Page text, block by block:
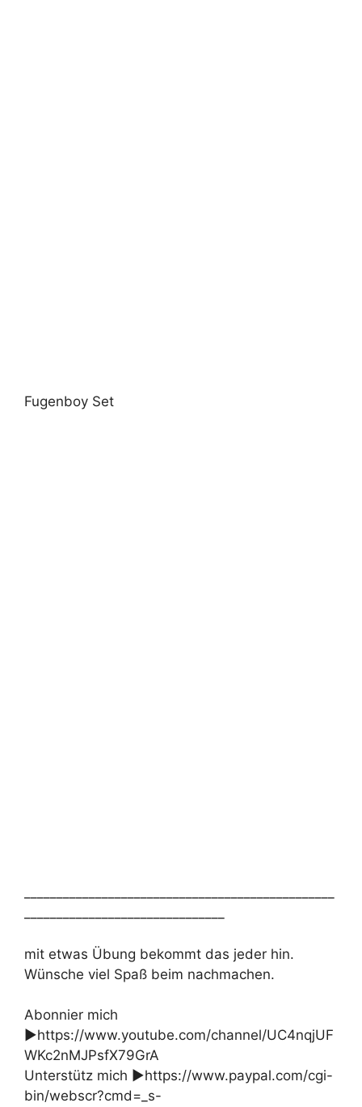
Fugenboy Set
mit etwas Übung bekommt das jeder hin.
Wünsche viel Spaß beim nachmachen.
Abonnier mich
►https://www.youtube.com/channel/UC4nqjUF
WKc2nMJPsfX79GrA
Unterstütz mich ►https://www.paypal.com/cgi-
bin/webscr?cmd=_s-